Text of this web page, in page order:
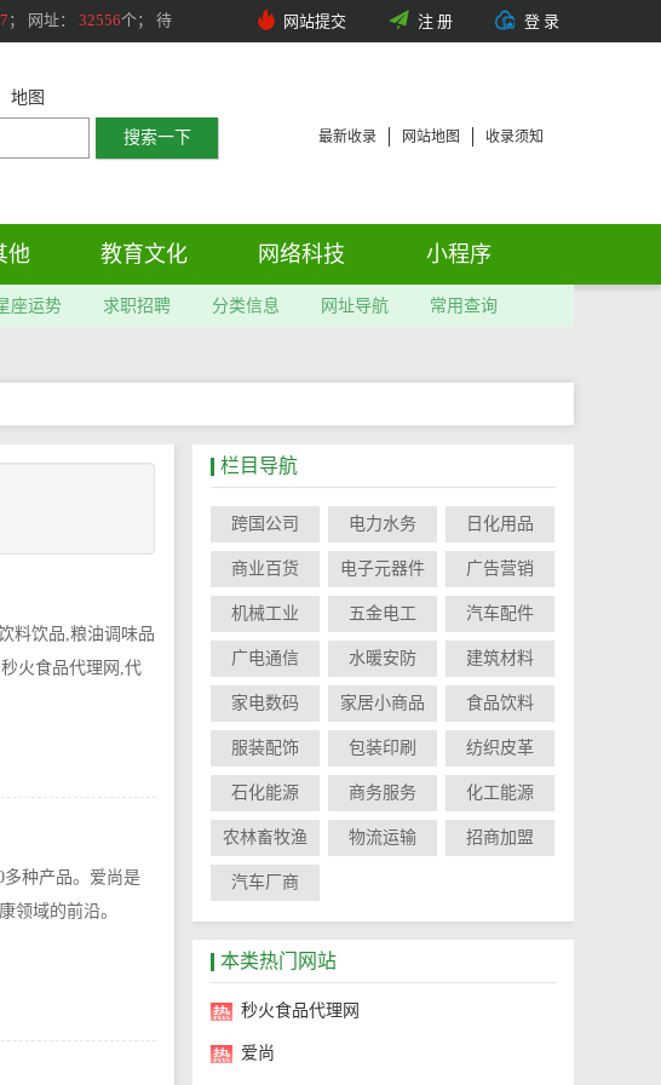
； 网址： 32556个； 待
网站提交 注 册 登 录
地图
最新收录 网站地图 收录须知
他 教育文化 网络科技 小程序
座运势 求职招聘 分类信息 网址导航 常用查询
料饮品,粮油调味品
火食品代理网,代
多种产品。爱尚是
领域的前沿。
栏目导航
跨国公司 电力水务 日化用品
商业百货 电子元器件 广告营销
机械工业 五金电工 汽车配件
广电通信 水暖安防 建筑材料
家电数码 家居小商品 食品饮料
服装配饰 包装印刷 纺织皮革
石化能源 商务服务 化工能源
农林畜牧渔 物流运输 招商加盟
汽车厂商
本类热门网站
秒火食品代理网
爱尚